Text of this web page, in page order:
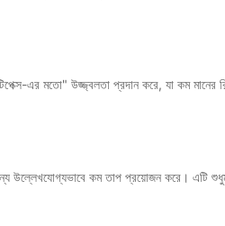
এর মতো" উজ্জ্বলতা প্রদান করে, যা কম মানের
উল্লেখযোগ্যভাবে কম তাপ প্রয়োজন করে। এটি